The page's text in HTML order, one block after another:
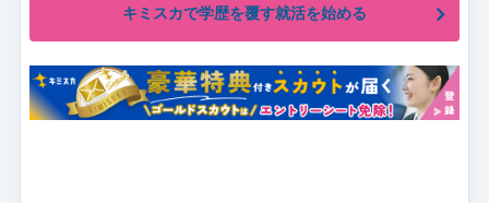
キミスカで学歴を覆す就活を始める